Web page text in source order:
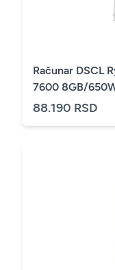
Računar DSCL
7600 8GB/
88.190 RSD